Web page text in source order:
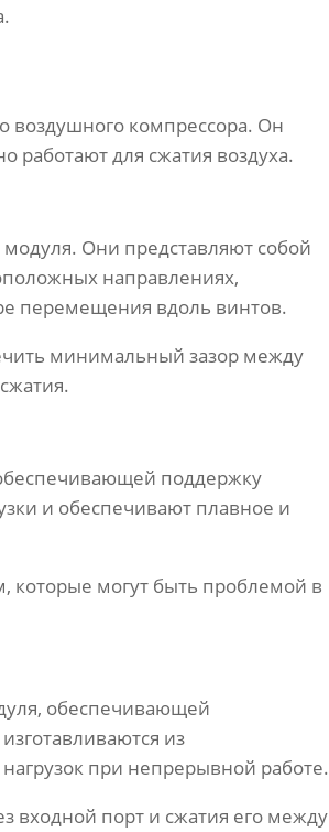
воздушного компрессора. Он
работают для сжатия воздуха.
Они представляют собой
направлениях,
перемещения вдоль винтов.
минимальный зазор между
поддержку
и обеспечивают плавное и
могут быть проблемой в
обеспечивающей
из
при непрерывной работе.
входной порт и сжатия его между